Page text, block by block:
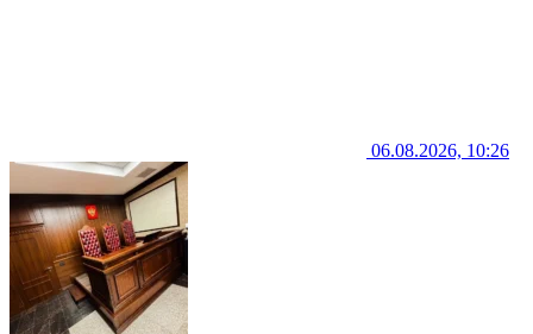
06.08.2026, 10:26